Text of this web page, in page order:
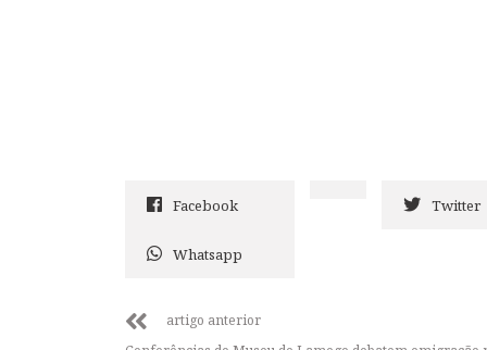
Facebook Twitter
Whatsapp
artigo anterior